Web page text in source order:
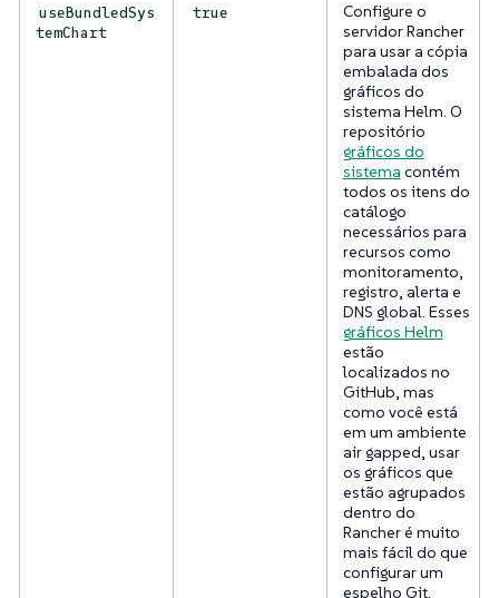
useBundledSys
temChart
true
Configure o
servidor Rancher
para usar a cópia
embalada dos
gráficos do
sistema Helm. O
repositório
gráficos do
sistema contém
todos os itens do
catálogo
necessários para
recursos como
monitoramento,
registro, alerta e
DNS global. Esses
gráficos Helm
estão
localizados no
GitHub, mas
como você está
em um ambiente
air gapped, usar
os gráficos que
estão agrupados
dentro do
Rancher é muito
mais fácil do que
configurar um
espelho Git.